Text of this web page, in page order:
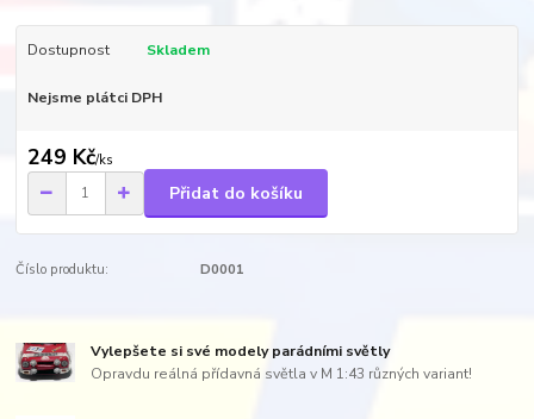
Dostupnost Skladem
Nejsme plátci DPH
249 Kč/ks
Přidat do košíku
Číslo produktu: D0001
Vylepšete si své modely parádními světly
Opravdu reálná přídavná světla v M 1:43 různých variant!